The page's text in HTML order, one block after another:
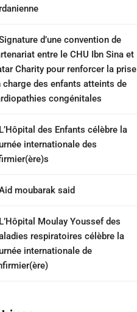
d’une convention de
entre le CHU Ibn Sina et
Charity pour renforcer la prise
charge des enfants atteints de
congénitales
L’Hôpital des Enfants célèbre la
internationale des
moubarak said
L’Hôpital Moulay Youssef des
respiratoires célèbre la
internationale de